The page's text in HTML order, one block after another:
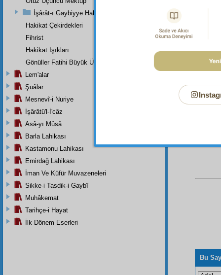
Dipnot-5
Dipnot-6
Bu
İşârât-ı Gaybiyye Hakkında Bir Takriz
Hakikat Çekirdekleri
Fihrist
Hakikat Işıkları
Gönüller Fatihi Büyük Üstada
Lem'alar
Şuâlar
Mesnevî-i Nuriye
İşârâtü'l-İ'câz
Asâ-yı Mûsâ
Barla Lahikası
Kastamonu Lahikası
Emirdağ Lahikası
İman Ve Küfür Muvazeneleri
Sikke-i Tasdik-i Gaybî
Muhâkemat
Tarihçe-i Hayat
İlk Dönem Eserleri